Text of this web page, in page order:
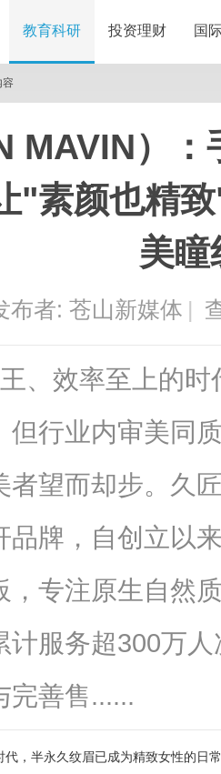
教育科研 投资理财 国
容
MAVIN）
"素颜也精
美瞳
布者: 苍山新媒体 |
、效率至上的
但行业内审美同
者望而却步。久
品牌，自创立以
，专注原生自然
计服务超300万
完善售......
半永久纹眉已成为精致女性的日